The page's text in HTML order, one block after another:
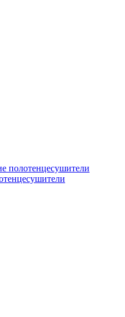
полотенцесушители